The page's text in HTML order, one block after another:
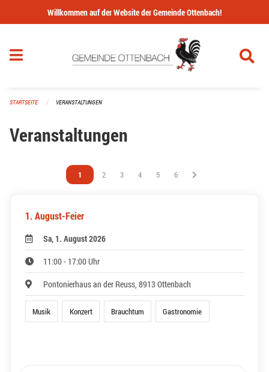
Navigation überspringen
Willkommen auf der Website der Gemeinde Ottenbach!
STARTSEITE VERANSTALTUNGEN
Veranstaltungen
Vous êtes sur la page
1 Vous êtes sur la page
2 Vous êtes sur la page
3 Vous êtes sur la page
4 Vous êtes sur la page
5 Vous êtes sur la page
6
1. August-Feier
Sa, 1. August 2026
11:00 - 17:00 Uhr
Pontonierhaus an der Reuss, 8913 Ottenbach
Musik Konzert Brauchtum Gastronomie